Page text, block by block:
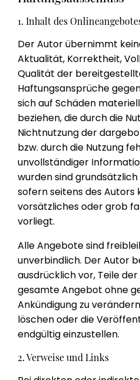
1. Inhalt des
Der Autor übernimmt
Aktualität, Korrektheit,
Qualität der
Haftungsansprüche
sich auf Schäden
beziehen, die durch die
Nichtnutzung der
bzw. durch die Nutzung
unvollständiger
wurden sind
sofern seitens des Autors
vorsätzliches oder grob
vorliegt.
Alle Angebote sind
unverbindlich. Der Autor
ausdrücklich vor, Teile
gesamte Angebot ohne
Ankündigung zu
löschen oder die
endgültig einzustellen.
2. Verweise und Links